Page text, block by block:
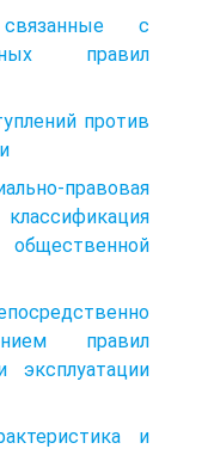
с
правил
против
правовая
правил
эксплуатации
и